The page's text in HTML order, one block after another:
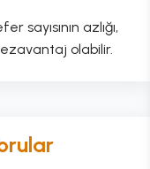
sayısının azlığı,
olabilir.